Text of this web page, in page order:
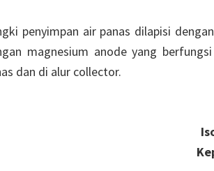
penyimpan air panas dilapisi
magnesium anode yang
dan di alur collector.